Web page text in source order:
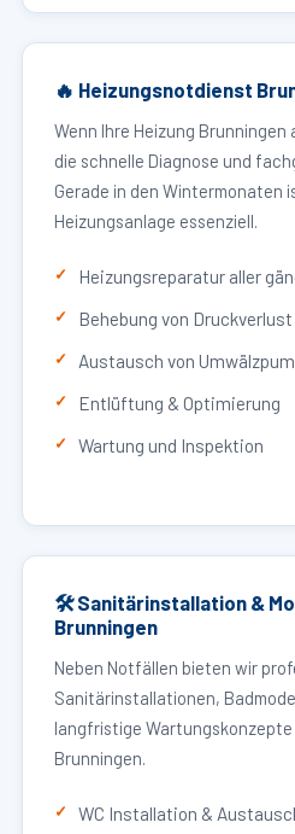
🔥 Heizungsnotdienst
Wenn Ihre Heizung
die schnelle Diagnose und
Gerade in den Wintermonaten
Heizungsanlage essenziell.
Heizungsreparatur aller
Behebung von Druckverlust
Austausch von
Entlüftung & Optimierung
Wartung und Inspektion
🛠 Sanitärinstallation &
Brunningen
Neben Notfällen bieten wir
Sanitärinstallationen,
langfristige Wartungskonzepte
Brunningen.
WC Installation &